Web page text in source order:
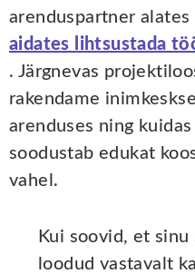
arenduspartner
aidates lihtsustada
. Järgnevas
rakendame
arenduses ning
soodustab edukat
vahel.
Kui soovid, et
loodud vastavalt